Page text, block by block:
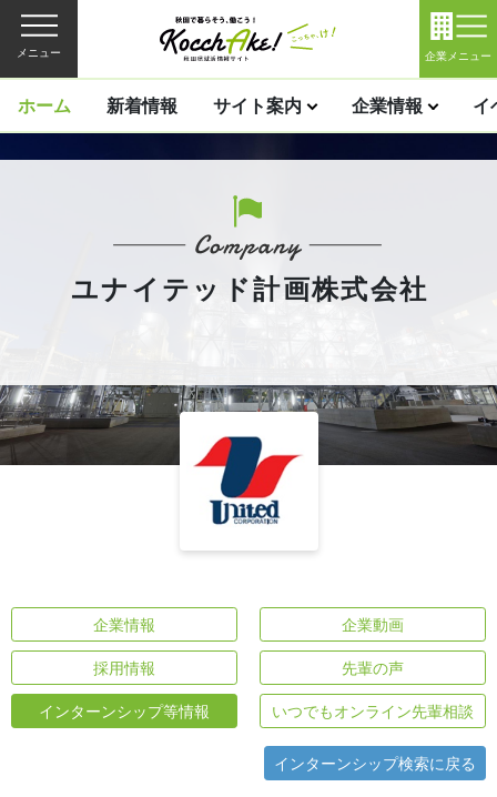
メニュー 企業メニュー
ホーム 新着情報 サイト案内 企業情報 イ
ユナイテッド計画株式会社
企業情報 企業動画
採用情報 先輩の声
インターンシップ等情報 いつでもオンライン先輩相談
インターンシップ検索に戻る